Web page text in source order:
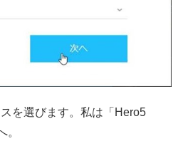
を選びます。私は「Hero5
。